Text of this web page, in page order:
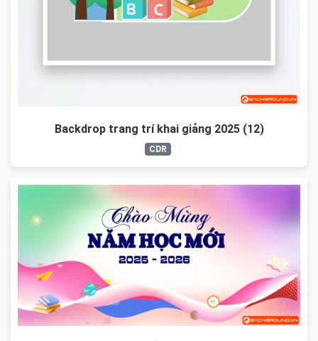
Backdrop trang trí khai giảng 2025 (12)
CDR